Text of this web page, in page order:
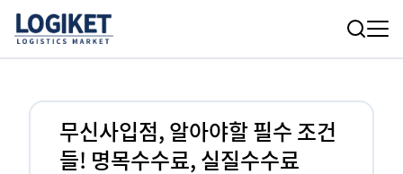
무신사입점, 알아야할 필수 조건
들! 명목수수료, 실질수수료